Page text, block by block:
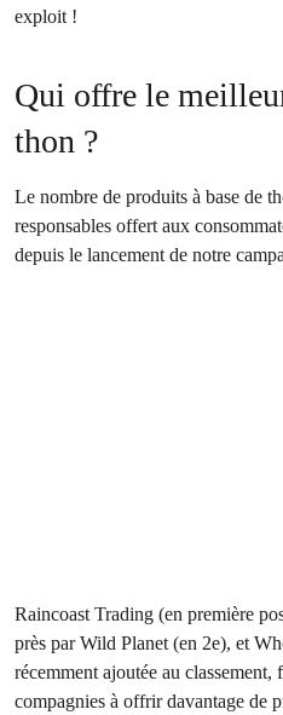
exploit !
Qui offre le
thon ?
Le nombre de produits à base de
responsables offert aux
depuis le lancement de notre
Raincoast Trading (en première
près par Wild Planet (en 2e), et
récemment ajoutée au
compagnies à offrir davantage de